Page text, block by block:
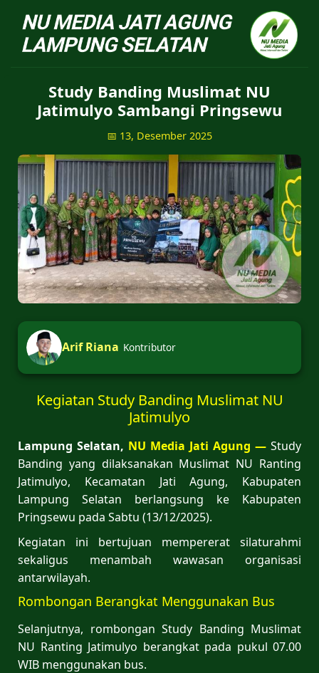
NU Jatiagung - Situs
Study Banding Muslimat NU
Jatimulyo Sambangi Pringsewu
📅 13, Desember 2025
Arif Riana Kontributor
Kegiatan Study Banding Muslimat NU
Jatimulyo
Lampung Selatan, NU Media Jati Agung — Study
Banding yang dilaksanakan Muslimat NU Ranting
Jatimulyo, Kecamatan Jati Agung, Kabupaten
Lampung Selatan berlangsung ke Kabupaten
Pringsewu pada Sabtu (13/12/2025).
Kegiatan ini bertujuan mempererat silaturahmi
sekaligus menambah wawasan organisasi
antarwilayah.
Rombongan Berangkat Menggunakan Bus
Selanjutnya, rombongan Study Banding Muslimat
NU Ranting Jatimulyo berangkat pada pukul 07.00
WIB menggunakan bus.